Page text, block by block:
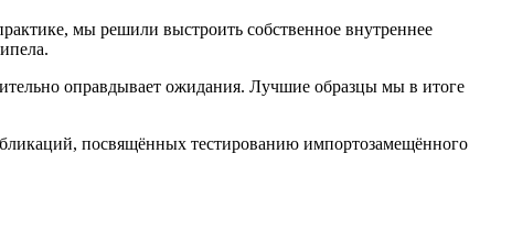
мы решили выстроить собственное внутреннее
оправдывает ожидания. Лучшие образцы мы в итоге
посвящённых тестированию импортозамещённого